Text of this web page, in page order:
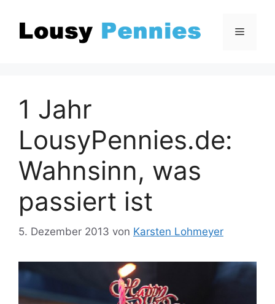
Inhalt
springen
Menü
1 Jahr
LousyPennies.de:
Wahnsinn, was
passiert ist
5. Dezember 2013 von Karsten Lohmeyer